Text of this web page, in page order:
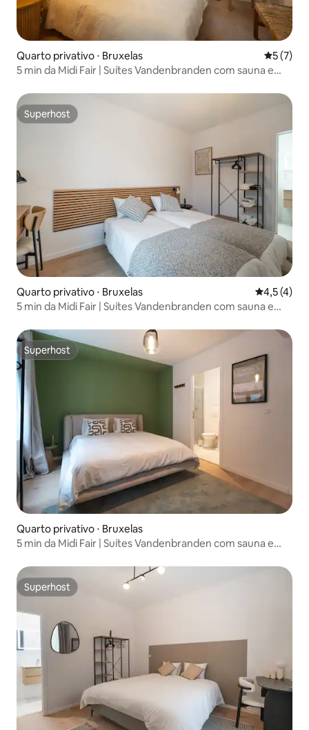
Quarto privativo ⋅ Bruxelas 5 de
5 (7)
5 min da Midi Fair | Suítes Vandenbranden com sauna e
Superhost
Superhost
Quarto privativo ⋅ Bruxelas 4,5 de
4,5 (4)
5 min da Midi Fair | Suítes Vandenbranden com sauna e
Superhost
Superhost
Quarto privativo ⋅ Bruxelas
5 min da Midi Fair | Suítes Vandenbranden com sauna e
Superhost
Superhost